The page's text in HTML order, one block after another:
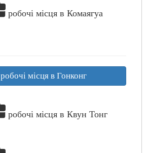
робочі місця в Комаягуа
робочі місця в Гонконг
робочі місця в Квун Тонг